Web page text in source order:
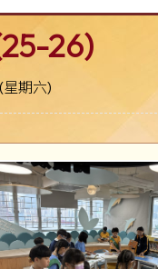
26)
期六)